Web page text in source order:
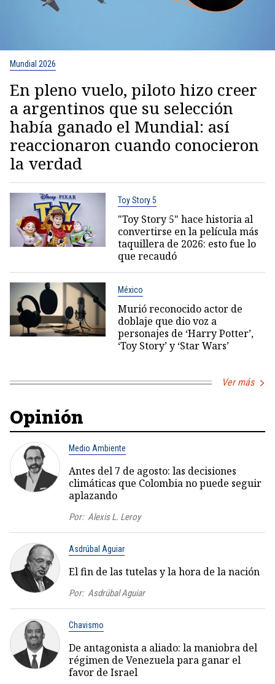
Mundial 2026
En pleno vuelo, piloto hizo creer
a argentinos que su selección
había ganado el Mundial: así
reaccionaron cuando conocieron
la verdad
Toy Story 5
"Toy Story 5" hace historia al
convertirse en la película más
taquillera de 2026: esto fue lo
que recaudó
México
Murió reconocido actor de
doblaje que dio voz a
personajes de ‘Harry Potter’,
‘Toy Story’ y ‘Star Wars’
Ver más
Opinión
Medio Ambiente
Antes del 7 de agosto: las decisiones
climáticas que Colombia no puede seguir
aplazando
Por: Alexis L. Leroy
Asdrúbal Aguiar
El fin de las tutelas y la hora de la nación
Por: Asdrúbal Aguiar
Chavismo
De antagonista a aliado: la maniobra del
régimen de Venezuela para ganar el
favor de Israel